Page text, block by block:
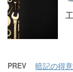
PREV 暗記の得